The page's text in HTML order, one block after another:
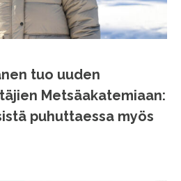
tuo uuden
Metsäakatemiaan:
puhuttaessa myös